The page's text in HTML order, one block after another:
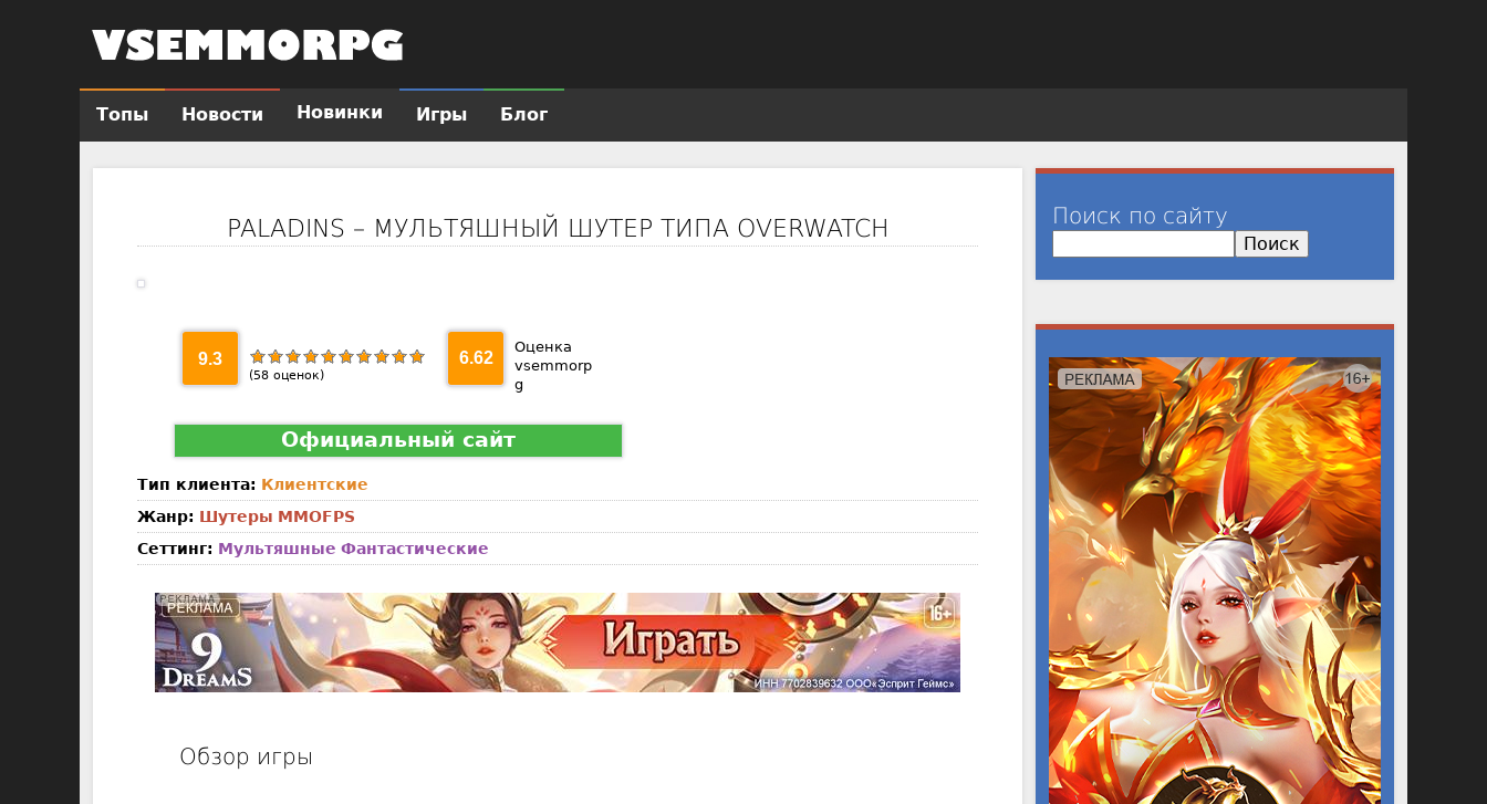
PALADINS – МУЛЬТЯШНЫЙ ШУТЕР ТИПА OVERWATCH
9.3
(58 оценок)
6.62
Оценка
vsemmorp
g
Официальный сайт
Тип клиента: Клиентские
Жанр: Шутеры MMOFPS
Сеттинг: Мультяшные Фантастические
Обзор игры
л
Топы Новости Новинки Игры Блог
Поиск по сайту
с